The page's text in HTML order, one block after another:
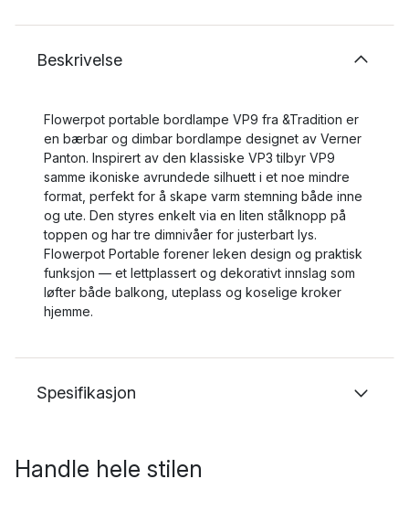
Beskrivelse
Flowerpot portable bordlampe VP9 fra &Tradition er
en bærbar og dimbar bordlampe designet av Verner
Panton. Inspirert av den klassiske VP3 tilbyr VP9
samme ikoniske avrundede silhuett i et noe mindre
format, perfekt for å skape varm stemning både inne
og ute. Den styres enkelt via en liten stålknopp på
toppen og har tre dimnivåer for justerbart lys.
Flowerpot Portable forener leken design og praktisk
funksjon — et lettplassert og dekorativt innslag som
løfter både balkong, uteplass og koselige kroker
hjemme.
Spesifikasjon
Handle hele stilen